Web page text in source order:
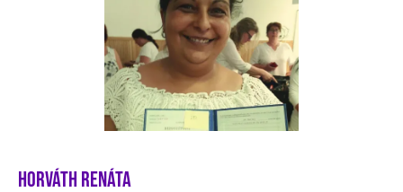
HORVÁTH RENÁTA